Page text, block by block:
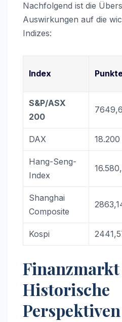
Nachfolgend ist die
Auswirkungen auf die
Indizes:
Index
S&P/ASX
200
DAX 18.200
Hang-Seng-
Index
Shanghai
Composite
Kospi
Finanzmarkt
Historische
Perspektiven